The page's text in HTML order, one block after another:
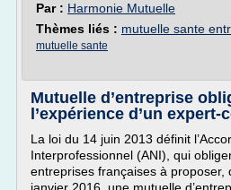
Par : Harmonie Mutuelle
Thèmes liés : mutuelle sante
mutuelle sante
Mutuelle d’entreprise
l’expérience d’un expert-
La loi du 14 juin 2013 définit
Interprofessionnel (ANI), qui
entreprises françaises à proposer,